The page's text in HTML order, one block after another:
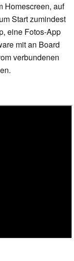
Homescreen, auf
Start zumindest
eine Fotos-App
mit an Board
verbundenen